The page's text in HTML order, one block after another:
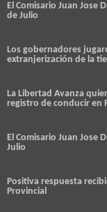
El Comisario Juan Jose
de Julio
Los gobernadores
extranjerización de la
La Libertad Avanza
registro de conducir en
El Comisario Juan Jose
Julio
Positiva respuesta
Provincial